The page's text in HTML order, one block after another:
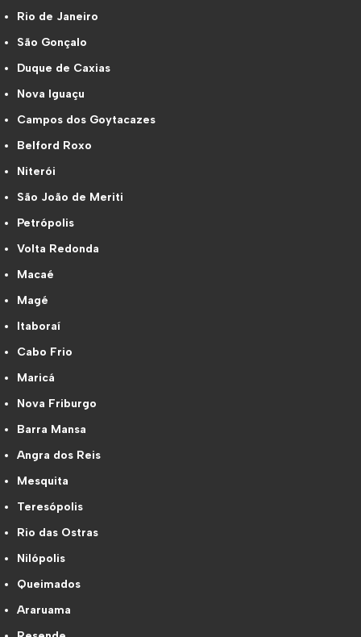
Rio de Janeiro
São Gonçalo
Duque de Caxias
Nova Iguaçu
Campos dos Goytacazes
Belford Roxo
Niterói
São João de Meriti
Petrópolis
Volta Redonda
Macaé
Magé
Itaboraí
Cabo Frio
Maricá
Nova Friburgo
Barra Mansa
Angra dos Reis
Mesquita
Teresópolis
Rio das Ostras
Nilópolis
Queimados
Araruama